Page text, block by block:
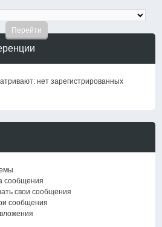
нет зарегистрированных
сообщения
свои сообщения
сообщения